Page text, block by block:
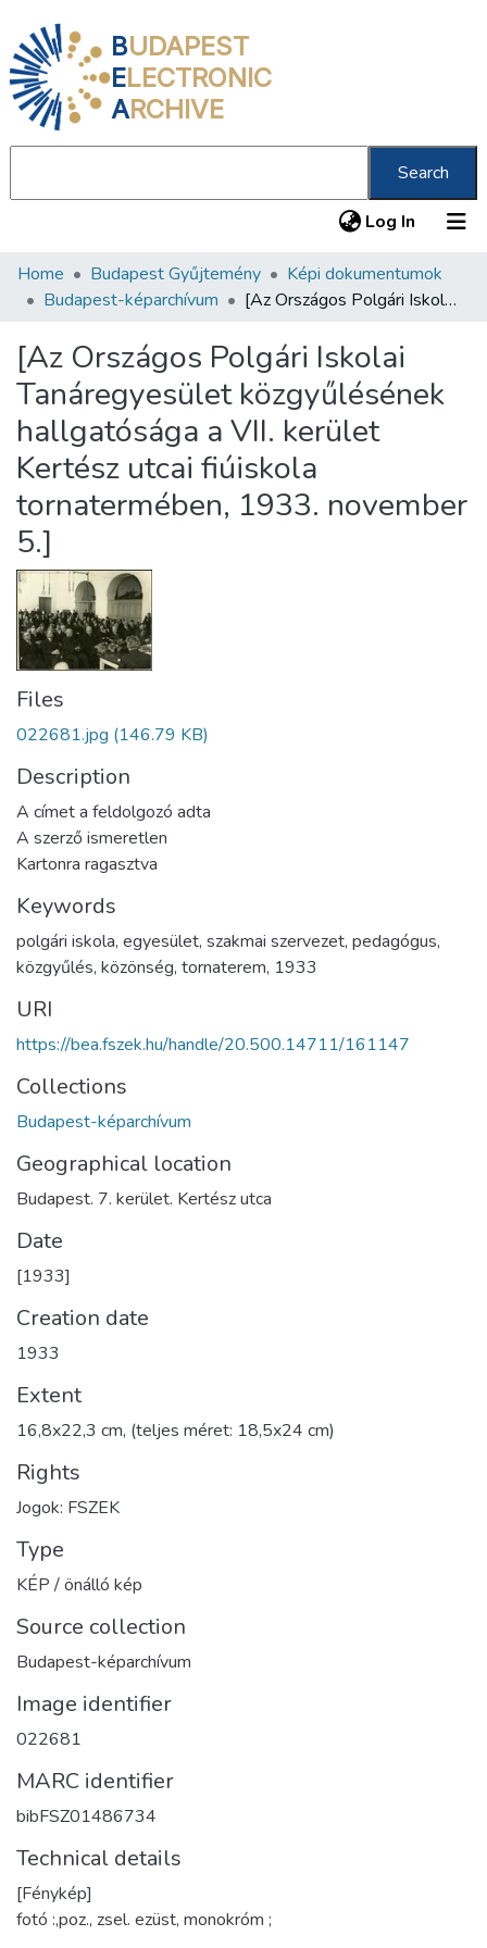
BUDAPEST
ELECTRONIC
ARCHIVE
Search
Log In (current)
Communities & Collections
Statistics
About us
Home Budapest Gyűjtemény
Képi dokumentumok
Budapest-képarchívum
[Az Országos Polgári Iskolai Tanáregyesület közgyűlésének hallgatósága a VII. kerület Kertész utcai fiúiskola tornatermében, 1933. november 5.]
[Az Országos Polgári Iskolai
Tanáregyesület közgyűlésének
hallgatósága a VII. kerület
Kertész utcai fiúiskola
tornatermében, 1933. november
5.]
Files
022681.jpg (146.79 KB)
Description
A címet a feldolgozó adta
A szerző ismeretlen
Kartonra ragasztva
Keywords
polgári iskola, egyesület, szakmai szervezet, pedagógus,
közgyűlés, közönség, tornaterem, 1933
URI
https://bea.fszek.hu/handle/20.500.14711/161147
Collections
Budapest-képarchívum
Geographical location
Budapest. 7. kerület. Kertész utca
Date
[1933]
Creation date
1933
Extent
16,8x22,3 cm, (teljes méret: 18,5x24 cm)
Rights
Jogok: FSZEK
Type
KÉP / önálló kép
Source collection
Budapest-képarchívum
Image identifier
022681
MARC identifier
bibFSZ01486734
Technical details
[Fénykép]
fotó :,poz., zsel. ezüst, monokróm ;